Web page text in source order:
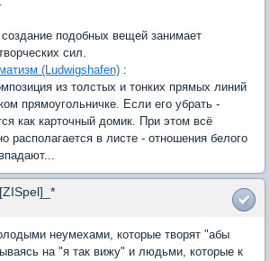
подобных вещей занимает
сил.
(Ludwigshafen) :
из толстых и тонких прямых линий
прямоугольничке. Если его убрать -
как карточный домик. При этом всё
располагается в листе - отношения белого
неумехами, которые творят "абы
на "я так вижу" и людьми, которые к